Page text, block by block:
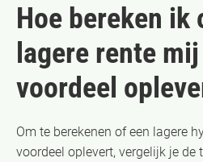
Hoe bereken ik
lagere rente
voordeel
Om te berekenen of een lagere
voordeel oplevert, vergelijk je de